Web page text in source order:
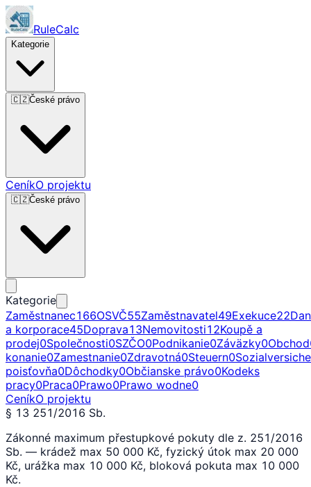
RuleCalc
Kategorie
🇨🇿České právo
CeníkO projektu
🇨🇿České právo
Kategorie
Zaměstnanec166OSVČ55Zaměstnavatel49Exekuce22
a korporace45Doprava13Nemovitosti12Koupě a
prodej0Společnosti0SZČO0Podnikanie0Záväzky0Obchod
konanie0Zamestnanie0Zdravotná0Steuern0
poisťovňa0Dôchodky0Občianske právo0Kodeks
pracy0Praca0Prawo0Prawo wodne0
CeníkO projektu
§ 13 251/2016 Sb.
Zákonné maximum přestupkové pokuty dle z. 251/2016
Sb. — krádež max 50 000 Kč, fyzický útok max 20 000
Kč, urážka max 10 000 Kč, bloková pokuta max 10 000
Kč.